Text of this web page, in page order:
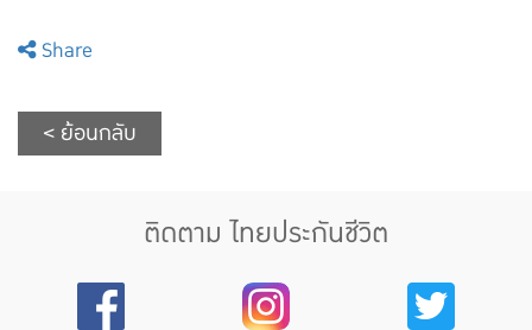
Share
< ย้อนกลับ
ติดตาม ไทยประกันชีวิต